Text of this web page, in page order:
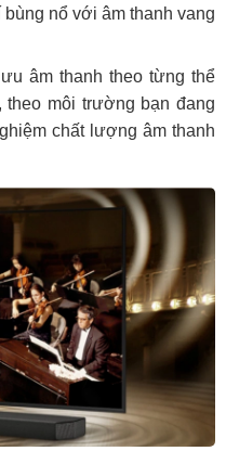
nổ với âm thanh vang
âm thanh theo từng thể
theo môi trường bạn đang
chất lượng âm thanh